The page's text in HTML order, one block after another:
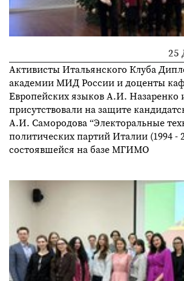
25
Активисты Итальянского Клуба
академии МИД России и доценты
Европейских языков А.И. Назаренко
присутствовали на защите
А.И. Самородова “Электоральные
политических партий Италии (1994 -
состоявшейся на базе МГИМО